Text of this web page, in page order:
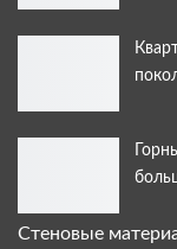
Стеновые